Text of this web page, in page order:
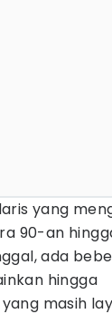
yang
90-an
ada
hingga
masih